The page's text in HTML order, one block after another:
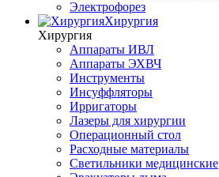
Электрофорез
Хирургия
Хирургия
Аппараты ИВЛ
Аппараты ЭХВЧ
Инструменты
Инсуффляторы
Ирригаторы
Лазеры для хирургии
Операционный стол
Расходные материалы
Светильники медицинские